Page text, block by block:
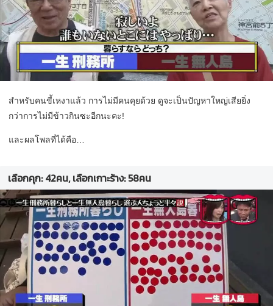
สำหรับคนขี้เหงาแล้ว การไม่มีคนคุยด้วย ดูจะเป็นปัญหาใหญ่เสียยิ่ง
กว่าการไม่มีข้าวกินซะอีกนะคะ!
และผลโพลที่ได้คือ…
เลือกคุก: 42คน, เลือกเกาะร้าง: 58คน